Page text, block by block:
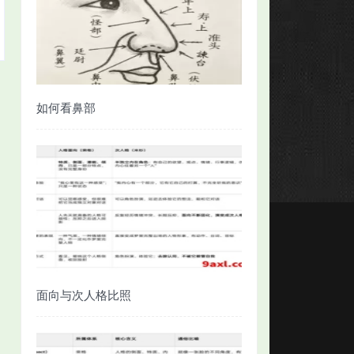
如何看鼻部
面向与次人格比照